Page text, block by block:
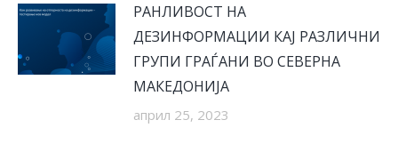
РАНЛИВОСТ НА
ДЕЗИНФОРМАЦИИ КАЈ РАЗЛИЧНИ
ГРУПИ ГРАЃАНИ ВО СЕВЕРНА
МАКЕДОНИЈА
април 25, 2023